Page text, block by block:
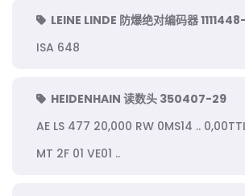
LEINE LINDE 防爆绝对编码器
ISA 648
HEIDENHAIN 读数头 350407-29
AE LS 477 20,000 RW 0MS14 ..
MT 2F 01 VE01 ..